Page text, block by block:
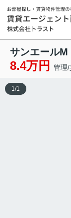
サンエールM
8.4万円 管理/
1/1